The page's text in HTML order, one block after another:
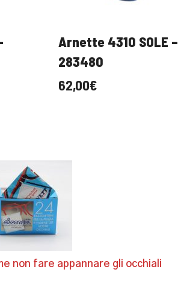
Arnette 4310 SOLE –
283480
62,00€
non fare appannare gli occhiali